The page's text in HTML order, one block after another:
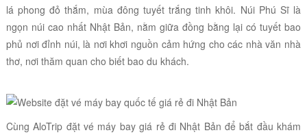
lá phong đỏ thắm, mùa đông tuyết trắng tinh khôi. Núi Phú Sĩ là
ngọn núi cao nhất Nhật Bản, nằm giữa đồng bằng lại có tuyết bao
phủ nơi đỉnh núi, là nơi khơi nguồn cảm hứng cho các nhà văn nhà
thơ, nơi thăm quan cho biết bao du khách.
Cùng AloTrip đặt vé máy bay giá rẻ đi Nhật Bản để bắt đầu khám